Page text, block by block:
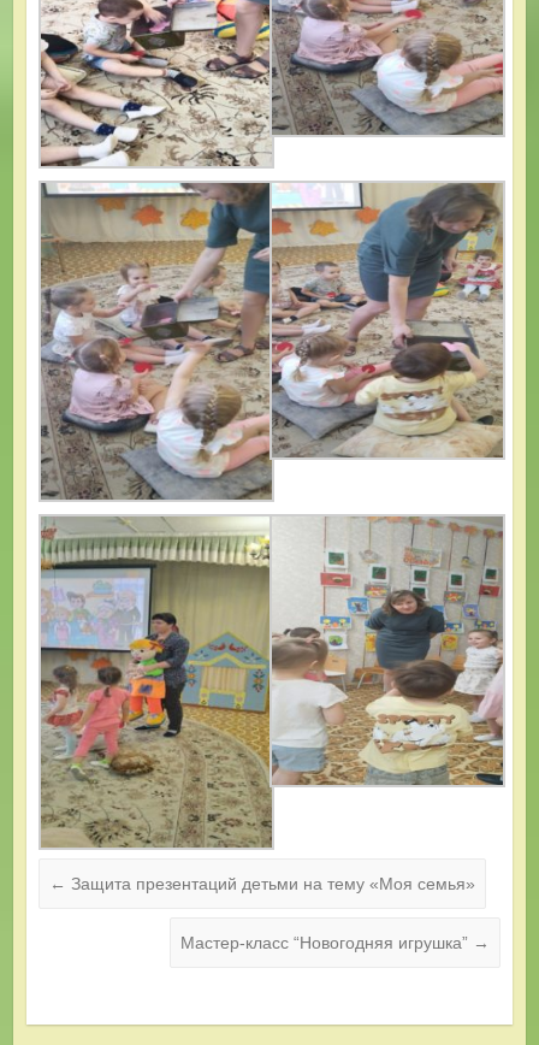
← Защита презентаций детьми на тему «Моя семья»
Мастер-класс “Новогодняя игрушка” →